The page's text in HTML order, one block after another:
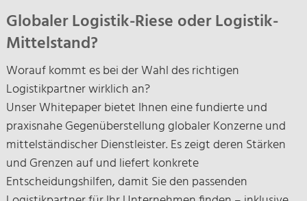
Globaler Logistik-Riese oder Logistik-
Mittelstand?
Worauf kommt es bei der Wahl des richtigen
Logistikpartner wirklich an?
Unser Whitepaper bietet Ihnen eine fundierte und
praxisnahe Gegenüberstellung globaler Konzerne und
mittelständischer Dienstleister. Es zeigt deren Stärken
und Grenzen auf und liefert konkrete
Entscheidungshilfen, damit Sie den passenden